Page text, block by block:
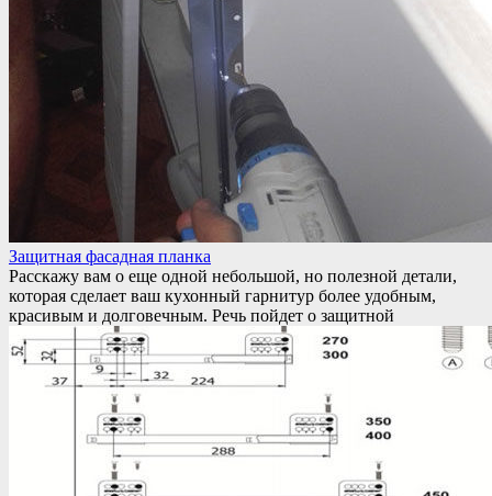
Защитная фасадная планка
Расскажу вам о еще одной небольшой, но полезной детали,
которая сделает ваш кухонный гарнитур более удобным,
красивым и долговечным. Речь пойдет о защитной